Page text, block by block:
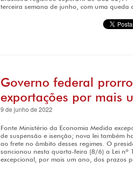
terceira semana de junho, com uma queda
Governo federal
exportações por mais
9 de junho de 2022
Fonte Ministério da Economia Medida
de suspensão e isenção; nova lei também
ao frete no âmbito desses regimes. O
sancionou nesta quarta-feira (8/6) a Lei
excepcional, por mais um ano, dos prazos